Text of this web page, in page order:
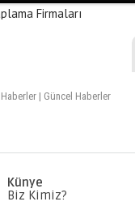
| Güncel Haberler
Künye
Biz Kimiz?